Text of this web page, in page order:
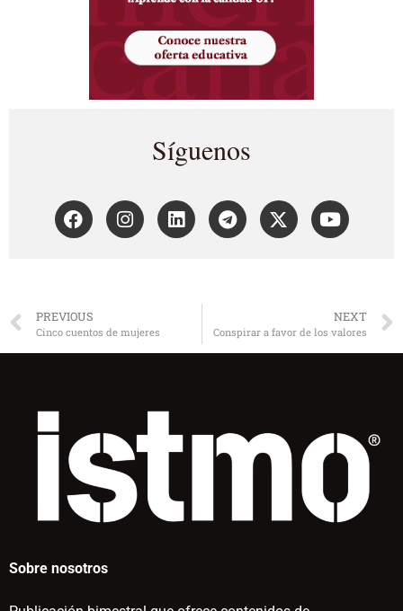
Síguenos
PREVIOUS
Cinco cuentos de mujeres
NEXT
Conspirar a favor de los valores
Sobre nosotros